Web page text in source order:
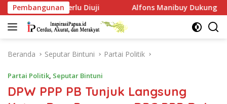
Langsung
ke
konten
Pembangunan
Diuji Alfons Manibuy Dukung Pembukaan Akses
Beranda Seputar Bintuni Partai Politik
Partai Politik, Seputar Bintuni
DPW PPP PB Tunjuk Langsung